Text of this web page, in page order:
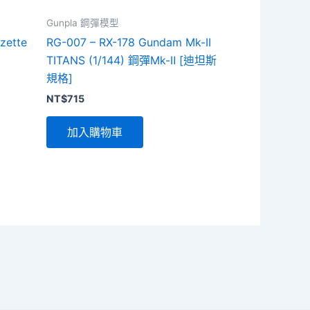
Gunpla 鋼彈模型
RG-007 – RX-178 Gundam Mk-II
TITANS (1/144) 鋼彈Mk-Ⅱ [迪坦斯
規格]
NT$715
加入購物車